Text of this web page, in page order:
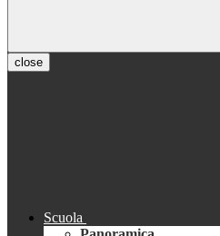
close
Scuola